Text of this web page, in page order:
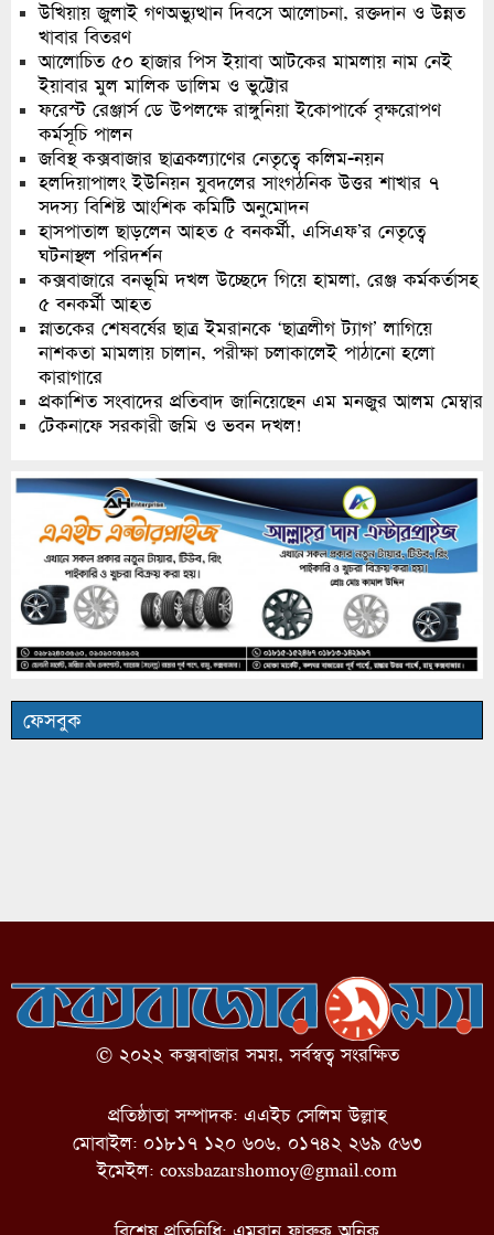
উখিয়ায় জুলাই গণঅভ্যুত্থান দিবসে আলোচনা, রক্তদান ও উন্নত
খাবার বিতরণ
আলোচিত ৫০ হাজার পিস ইয়াবা আটকের মামলায় নাম নেই
ইয়াবার মুল মালিক ডালিম ও ভুট্টোর
ফরেস্ট রেঞ্জার্স ডে উপলক্ষে রাঙ্গুনিয়া ইকোপার্কে বৃক্ষরোপণ
কর্মসূচি পালন
জবিস্থ কক্সবাজার ছাত্রকল্যাণের নেতৃত্বে কলিম-নয়ন
হলদিয়াপালং ইউনিয়ন যুবদলের সাংগঠনিক উত্তর শাখার ৭
সদস্য বিশিষ্ট আংশিক কমিটি অনুমোদন
হাসপাতাল ছাড়লেন আহত ৫ বনকর্মী, এসিএফ’র নেতৃত্বে
ঘটনাস্থল পরিদর্শন
কক্সবাজারে বনভূমি দখল উচ্ছেদে গিয়ে হামলা, রেঞ্জ কর্মকর্তাসহ
৫ বনকর্মী আহত
স্নাতকের শেষবর্ষের ছাত্র ইমরানকে ‘ছাত্রলীগ ট্যাগ’ লাগিয়ে
নাশকতা মামলায় চালান, পরীক্ষা চলাকালেই পাঠানো হলো
কারাগারে
প্রকাশিত সংবাদের প্রতিবাদ জানিয়েছেন এম মনজুর আলম মেম্বার
টেকনাফে সরকারী জমি ও ভবন দখল!
ফেসবুক
© ২০২২ কক্সবাজার সময়, সর্বস্বত্ব সংরক্ষিত
প্রতিষ্ঠাতা সম্পাদক: এএইচ সেলিম উল্লাহ
মোবাইল: ০১৮১৭ ১২০ ৬০৬, ০১৭৪২ ২৬৯ ৫৬৩
ইমেইল: coxsbazarshomoy@gmail.com